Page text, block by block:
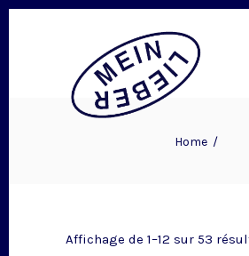
Home/
Affichage de 1–12 sur 53